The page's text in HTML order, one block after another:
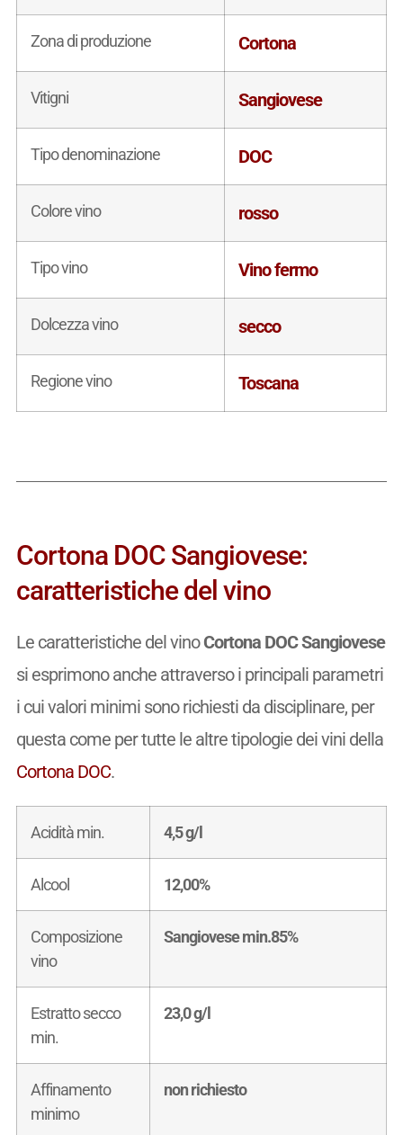
Zona di produzione Cortona
Vitigni Sangiovese
Tipo denominazione DOC
Colore vino rosso
Tipo vino Vino fermo
Dolcezza vino secco
Regione vino Toscana
Cortona DOC Sangiovese:
caratteristiche del vino
Le caratteristiche del vinoCortona DOC Sangiovese
si esprimono anche attraverso i principali parametri
i cui valori minimi sono richiesti da disciplinare, per
questa come per tutte le altre tipologie dei vini della
Cortona DOC.
Acidità min. 4,5 g/l
Alcool 12,00%
Composizione
vino
Sangiovese min.85%
Estratto secco
min.
23,0 g/l
Affinamento
minimo
non richiesto